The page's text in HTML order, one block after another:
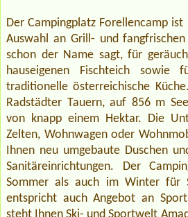
Der Campingplatz Forellencamp
Auswahl an Grill- und
schon der Name sagt, für
hauseigenen Fischteich sowie
traditionelle österreichische
Radstädter Tauern, auf 856 m
von knapp einem Hektar. Die
Zelten, Wohnwagen oder
Ihnen neu umgebaute Duschen
Sanitäreinrichtungen. Der
Sommer als auch im Winter für
entspricht auch Angebot an
steht Ihnen Ski- und Sportwelt